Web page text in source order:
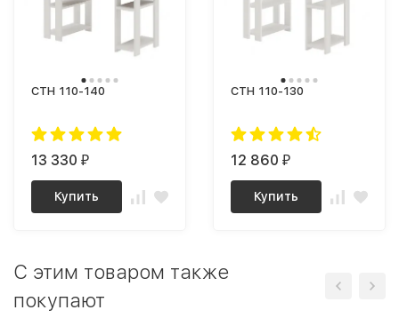
СТН 110-140
13 330 ₽
Купить
СТН 110-130
12 860 ₽
Купить
C этим товаром также
покупают